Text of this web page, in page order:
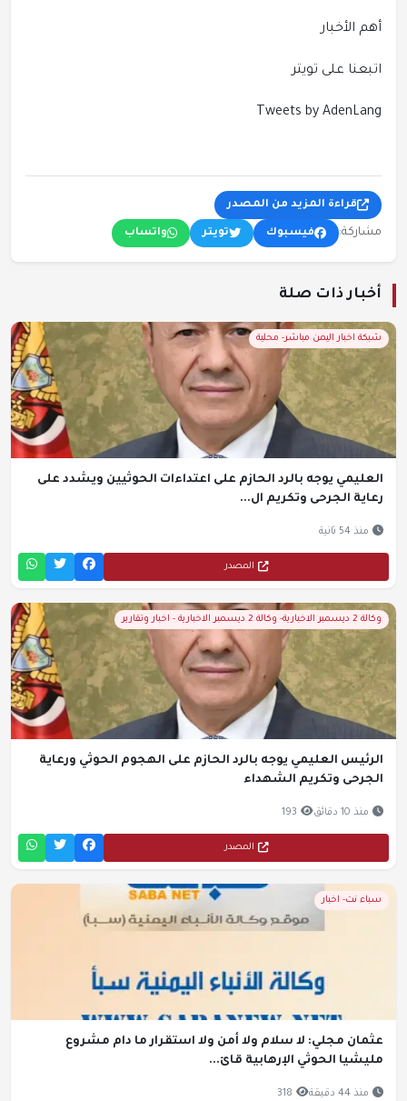
أهم الأخبار
اتبعنا على تويتر
Tweets by AdenLang
قراءة المزيد من المصدر
مشاركة: فيسبوك تويتر واتساب
أخبار ذات صلة
شبكة اخبار اليمن مباشر- محلية
العليمي يوجه بالرد الحازم على اعتداءات الحوثيين ويشدد على
رعاية الجرحى وتكريم ال...
منذ 54 ثانية
المصدر
وكالة 2 ديسمبر الاخبارية- وكالة 2 ديسمبر الاخبارية - اخبار وتقارير
الرئيس العليمي يوجه بالرد الحازم على الهجوم الحوثي ورعاية
الجرحى وتكريم الشهداء
منذ 10 دقائق 193
المصدر
سباء نت- اخبار
عثمان مجلي: لا سلام ولا أمن ولا استقرار ما دام مشروع
مليشيا الحوثي الإرهابية قائ...
منذ 44 دقيقة 318